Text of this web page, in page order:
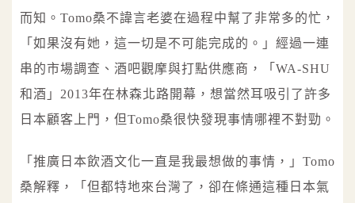
而知。Tomo桑不諱言老婆在過程中幫了非常多的忙，
「如果沒有她，這一切是不可能完成的。」經過一連
串的市場調查、酒吧觀摩與打點供應商，「WA-SHU
和酒」2013年在林森北路開幕，想當然耳吸引了許多
日本顧客上門，但Tomo桑很快發現事情哪裡不對勁。
「推廣日本飲酒文化一直是我最想做的事情，」Tomo
桑解釋，「但都特地來台灣了，卻在條通這種日本氣